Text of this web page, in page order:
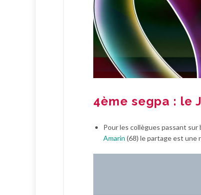
4ème segpa : le
Pour les collègues passant
Amarin (68) le partage est une